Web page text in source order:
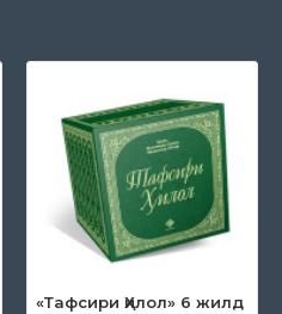
«Тафсири Ҳилол» 6 жилд